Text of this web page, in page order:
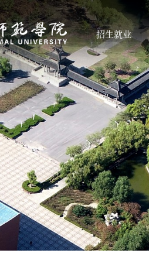
招生就业